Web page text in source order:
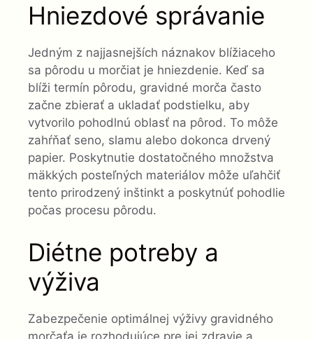
Hniezdové správanie
Jedným z najjasnejších náznakov blížiaceho
sa pôrodu u morčiat je hniezdenie. Keď sa
blíži termín pôrodu, gravidné morča často
začne zbierať a ukladať podstielku, aby
vytvorilo pohodlnú oblasť na pôrod. To môže
zahŕňať seno, slamu alebo dokonca drvený
papier. Poskytnutie dostatočného množstva
mäkkých posteľných materiálov môže uľahčiť
tento prirodzený inštinkt a poskytnúť pohodlie
počas procesu pôrodu.
Diétne potreby a
výživa
Zabezpečenie optimálnej výživy gravidného
morčaťa je rozhodujúce pre jej zdravie a